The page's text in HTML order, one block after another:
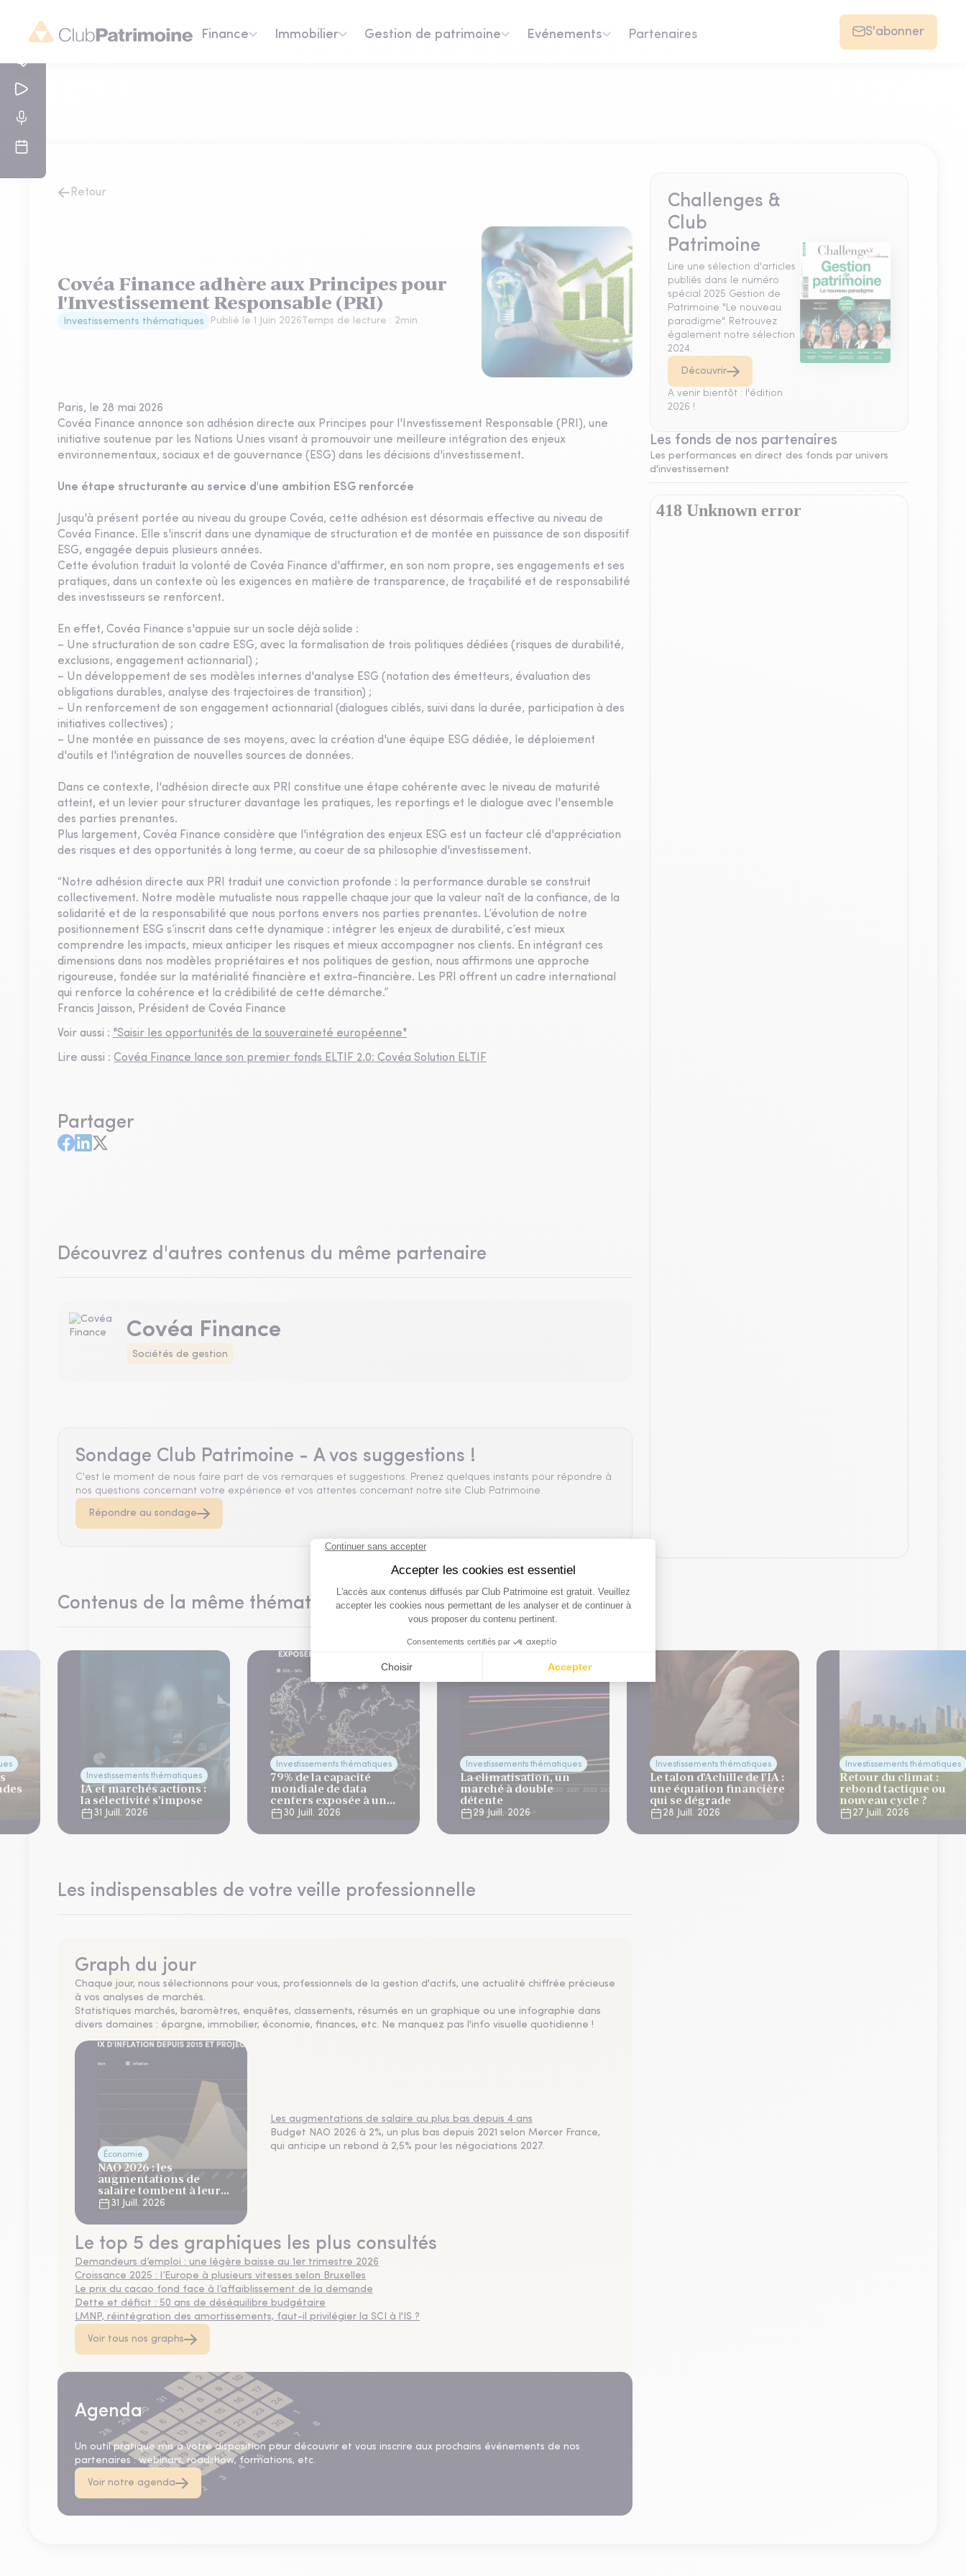
Finance Immobilier Gestion de patrimoine Evénements Partenaires S'abonner
Retour
Covéa Finance adhère aux Principes pour
l'Investissement Responsable (PRI)
Investissements thématiques Publié le 1 Juin 2026Temps de lecture : 2min
Paris, le 28 mai 2026
Covéa Finance annonce son adhésion directe aux Principes pour l'Investissement Responsable (PRI), une
initiative soutenue par les Nations Unies visant à promouvoir une meilleure intégration des enjeux
environnementaux, sociaux et de gouvernance (ESG) dans les décisions d'investissement.
Une étape structurante au service d'une ambition ESG renforcée
Jusqu'à présent portée au niveau du groupe Covéa, cette adhésion est désormais effective au niveau de
Covéa Finance. Elle s'inscrit dans une dynamique de structuration et de montée en puissance de son dispositif
ESG, engagée depuis plusieurs années.
Cette évolution traduit la volonté de Covéa Finance d'affirmer, en son nom propre, ses engagements et ses
pratiques, dans un contexte où les exigences en matière de transparence, de traçabilité et de responsabilité
des investisseurs se renforcent.
En effet, Covéa Finance s'appuie sur un socle déjà solide :
– Une structuration de son cadre ESG, avec la formalisation de trois politiques dédiées (risques de durabilité,
exclusions, engagement actionnarial) ;
– Un développement de ses modèles internes d'analyse ESG (notation des émetteurs, évaluation des
obligations durables, analyse des trajectoires de transition) ;
– Un renforcement de son engagement actionnarial (dialogues ciblés, suivi dans la durée, participation à des
initiatives collectives) ;
– Une montée en puissance de ses moyens, avec la création d'une équipe ESG dédiée, le déploiement
d'outils et l'intégration de nouvelles sources de données.
Dans ce contexte, l'adhésion directe aux PRI constitue une étape cohérente avec le niveau de maturité
atteint, et un levier pour structurer davantage les pratiques, les reportings et le dialogue avec l'ensemble
des parties prenantes.
Plus largement, Covéa Finance considère que l'intégration des enjeux ESG est un facteur clé d'appréciation
des risques et des opportunités à long terme, au coeur de sa philosophie d'investissement.
“Notre adhésion directe aux PRI traduit une conviction profonde : la performance durable se construit
collectivement. Notre modèle mutualiste nous rappelle chaque jour que la valeur naît de la confiance, de la
solidarité et de la responsabilité que nous portons envers nos parties prenantes. L’évolution de notre
positionnement ESG s’inscrit dans cette dynamique : intégrer les enjeux de durabilité, c’est mieux
comprendre les impacts, mieux anticiper les risques et mieux accompagner nos clients. En intégrant ces
dimensions dans nos modèles propriétaires et nos politiques de gestion, nous affirmons une approche
rigoureuse, fondée sur la matérialité financière et extra-financière. Les PRI offrent un cadre international
qui renforce la cohérence et la crédibilité de cette démarche.”
Francis Jaisson, Président de Covéa Finance
Voir aussi : "Saisir les opportunités de la souveraineté européenne"
Lire aussi : Covéa Finance lance son premier fonds ELTIF 2.0: Covéa Solution ELTIF
Partager
Découvrez d'autres contenus du même partenaire
Covéa Finance
Sociétés de gestion
Sondage Club Patrimoine - A vos suggestions !
C'est le moment de nous faire part de vos remarques et suggestions. Prenez quelques instants pour répondre à
nos questions concernant votre expérience et vos attentes concernant notre site Club Patrimoine.
Répondre au sondage
Contenus de la même thématique
Investissements thématiques
IA et marchés actions :
la sélectivité s’impose
31 Juill. 2026
Investissements thématiques
79% de la capacité
mondiale de data
centers exposée à un
risque climatique aigu
30 Juill. 2026
Investissements thématiques
La climatisation, un
marché à double
détente
29 Juill. 2026
Investissements thématiques
Le talon d’Achille de l’IA :
une équation financière
qui se dégrade
28 Juill. 2026
Investissements thématiques
Retour du climat :
rebond tactique ou
nouveau cycle ?
27 Juill. 2026
Les indispensables de votre veille professionnelle
Graph du jour
Chaque jour, nous sélectionnons pour vous, professionnels de la gestion d'actifs, une actualité chiffrée précieuse
à vos analyses de marchés.
Statistiques marchés, baromètres, enquêtes, classements, résumés en un graphique ou une infographie dans
divers domaines : épargne, immobilier, économie, finances, etc. Ne manquez pas l'info visuelle quotidienne !
Économie
NAO 2026 : les
augmentations de
salaire tombent à leur
plus bas niveau depuis 4
ans
31 Juill. 2026
Les augmentations de salaire au plus bas depuis 4 ans
Budget NAO 2026 à 2%, un plus bas depuis 2021 selon Mercer France,
qui anticipe un rebond à 2,5% pour les négociations 2027.
Le top 5 des graphiques les plus consultés
Demandeurs d’emploi : une légère baisse au 1er trimestre 2026
Croissance 2025 : l’Europe à plusieurs vitesses selon Bruxelles
Le prix du cacao fond face à l’affaiblissement de la demande
Dette et déficit : 50 ans de déséquilibre budgétaire
LMNP, réintégration des amortissements, faut-il privilégier la SCI à l'IS ?
Voir tous nos graphs
Agenda
Un outil pratique mis à votre disposition pour découvrir et vous inscrire aux prochains événements de nos
partenaires : webinars, roadshow, formations, etc.
Voir notre agenda
Challenges &
Club
Patrimoine
Lire une sélection d'articles
publiés dans le numéro
spécial 2025 Gestion de
Patrimoine "Le nouveau
paradigme". Retrouvez
également notre sélection
2024.
Découvrir
A venir bientôt : l'édition
2026 !
Les fonds de nos partenaires
Les performances en direct des fonds par univers
d'investissement